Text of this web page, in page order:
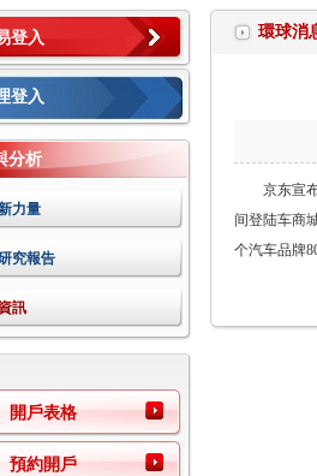
登入
登入
分析
力量
究報告
訊
開戶表格
預約開戶
環球消
京东宣
间登陆车商
个汽车品牌